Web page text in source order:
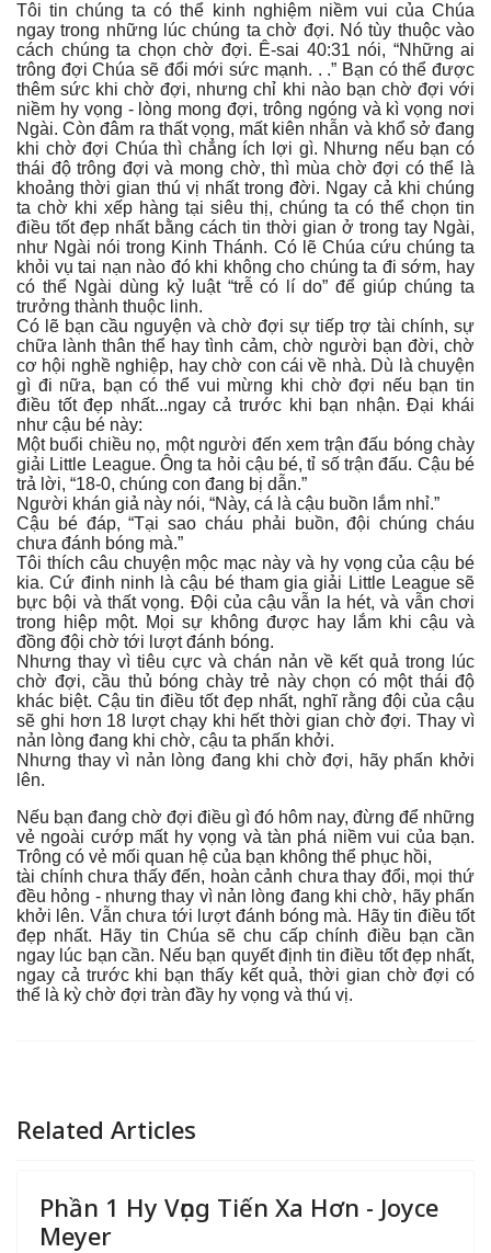
Tôi tin chúng ta có thể kinh nghiệm niềm vui của Chúa
ngay trong những lúc chúng ta chờ đợi. Nó tùy thuộc vào
cách chúng ta chọn chờ đợi. Ê-sai 40:31 nói, “Những ai
trông đợi Chúa sẽ đổi mới sức mạnh. . .” Bạn có thể được
thêm sức khi chờ đợi, nhưng chỉ khi nào bạn chờ đợi với
niềm hy vọng - lòng mong đợi, trông ngóng và kì vọng nơi
Ngài. Còn đâm ra thất vọng, mất kiên nhẫn và khổ sở đang
khi chờ đợi Chúa thì chẳng ích lợi gì. Nhưng nếu bạn có
thái độ trông đợi và mong chờ, thì mùa chờ đợi có thể là
khoảng thời gian thú vị nhất trong đời. Ngay cả khi chúng
ta chờ khi xếp hàng tại siêu thị, chúng ta có thể chọn tin
điều tốt đẹp nhất bằng cách tin thời gian ở trong tay Ngài,
như Ngài nói trong Kinh Thánh. Có lẽ Chúa cứu chúng ta
khỏi vụ tai nạn nào đó khi không cho chúng ta đi sớm, hay
có thể Ngài dùng kỷ luật “trễ có lí do” để giúp chúng ta
trưởng thành thuộc linh.
Có lẽ bạn cầu nguyện và chờ đợi sự tiếp trợ tài chính, sự
chữa lành thân thể hay tình cảm, chờ người bạn đời, chờ
cơ hội nghề nghiệp, hay chờ con cái về nhà. Dù là chuyện
gì đi nữa, bạn có thể vui mừng khi chờ đợi nếu bạn tin
điều tốt đẹp nhất...ngay cả trước khi bạn nhận. Đại khái
như cậu bé này:
Một buổi chiều nọ, một người đến xem trận đấu bóng chày
giải Little League. Ông ta hỏi cậu bé, tỉ số trận đấu. Cậu bé
trả lời, “18-0, chúng con đang bị dẫn.”
Người khán giả này nói, “Này, cá là cậu buồn lắm nhỉ.”
Cậu bé đáp, “Tại sao cháu phải buồn, đội chúng cháu
chưa đánh bóng mà.”
Tôi thích câu chuyện mộc mạc này và hy vọng của cậu bé
kia. Cứ đinh ninh là cậu bé tham gia giải Little League sẽ
bực bội và thất vọng. Đội của cậu vẫn la hét, và vẫn chơi
trong hiệp một. Mọi sự không được hay lắm khi cậu và
đồng đội chờ tới lượt đánh bóng.
Nhưng thay vì tiêu cực và chán nản về kết quả trong lúc
chờ đợi, cầu thủ bóng chày trẻ này chọn có một thái độ
khác biệt. Cậu tin điều tốt đẹp nhất, nghĩ rằng đội của cậu
sẽ ghi hơn 18 lượt chạy khi hết thời gian chờ đợi. Thay vì
nản lòng đang khi chờ, cậu ta phấn khởi.
Nhưng thay vì nản lòng đang khi chờ đợi, hãy phấn khởi
lên.
Nếu bạn đang chờ đợi điều gì đó hôm nay, đừng để những
vẻ ngoài cướp mất hy vọng và tàn phá niềm vui của bạn.
Trông có vẻ mối quan hệ của bạn không thể phục hồi,
tài chính chưa thấy đến, hoàn cảnh chưa thay đổi, mọi thứ
đều hỏng - nhưng thay vì nản lòng đang khi chờ, hãy phấn
khởi lên. Vẫn chưa tới lượt đánh bóng mà. Hãy tin điều tốt
đẹp nhất. Hãy tin Chúa sẽ chu cấp chính điều bạn cần
ngay lúc bạn cần. Nếu bạn quyết định tin điều tốt đẹp nhất,
ngay cả trước khi bạn thấy kết quả, thời gian chờ đợi có
thể là kỳ chờ đợi tràn đầy hy vọng và thú vị.
Related Articles
Phần 1 Hy Vọng Tiến Xa Hơn - Joyce
Meyer